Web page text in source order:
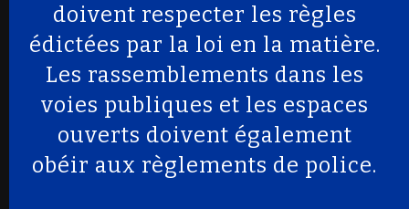
doivent respecter les règles
édictées par la loi en la matière.
Les rassemblements dans les
voies publiques et les espaces
ouverts doivent également
obéir aux règlements de police.